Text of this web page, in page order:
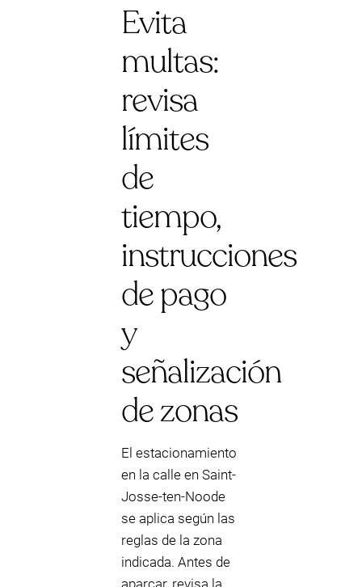
Evita
multas:
revisa
límites
de
tiempo,
instrucciones
de pago
y
señalización
de zonas
El estacionamiento
en la calle en Saint-
Josse-ten-Noode
se aplica según las
reglas de la zona
indicada. Antes de